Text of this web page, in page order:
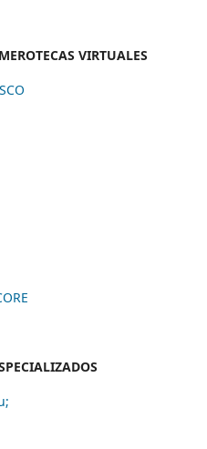
VIRTUALES